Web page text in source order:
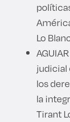
Lo
judicial
los
la
Tirant